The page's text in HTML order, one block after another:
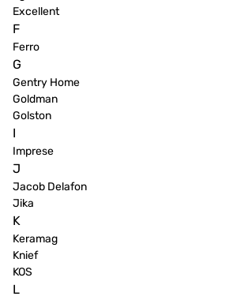
Excellent
F
Ferro
G
Gentry Home
Goldman
Golston
I
Imprese
J
Jacob Delafon
Jika
K
Keramag
Knief
KOS
L